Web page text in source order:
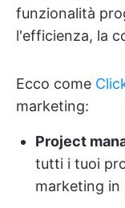
funzionalità
l'efficienza, la
Ecco come
marketing:
Project
tutti i tuoi
marketing in